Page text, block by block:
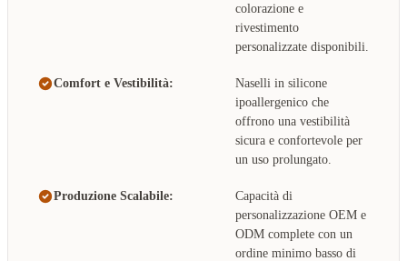
colorazione e
rivestimento
personalizzate disponibili.
Comfort e Vestibilità:
Naselli in silicone
ipoallergenico che
offrono una vestibilità
sicura e confortevole per
un uso prolungato.
Produzione Scalabile:
Capacità di
personalizzazione OEM e
ODM complete con un
ordine minimo basso di